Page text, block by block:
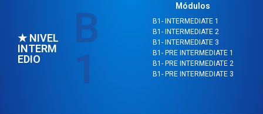
★ NIVEL
INTERM
EDIO
B
1
Módulos
B1- INTERMEDIATE 1
B1- INTERMEDIATE 2
B1- INTERMEDIATE 3
B1- PRE INTERMEDIATE 1
B1- PRE INTERMEDIATE 2
B1- PRE INTERMEDIATE 3